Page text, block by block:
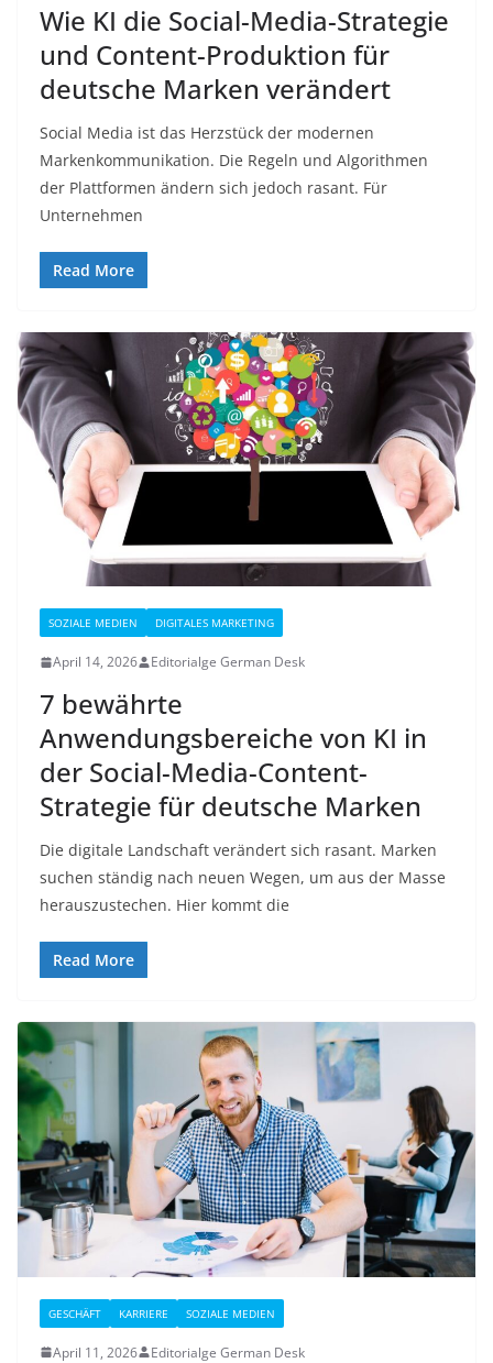
Wie KI die Social-Media-Strategie
und Content-Produktion für
deutsche Marken verändert
Social Media ist das Herzstück der modernen
Markenkommunikation. Die Regeln und Algorithmen
der Plattformen ändern sich jedoch rasant. Für
Unternehmen
Read More
SOZIALE MEDIEN DIGITALES MARKETING
April 14, 2026 Editorialge German Desk
7 bewährte
Anwendungsbereiche von KI in
der Social-Media-Content-
Strategie für deutsche Marken
Die digitale Landschaft verändert sich rasant. Marken
suchen ständig nach neuen Wegen, um aus der Masse
herauszustechen. Hier kommt die
Read More
GESCHÄFT KARRIERE SOZIALE MEDIEN
April 11, 2026 Editorialge German Desk